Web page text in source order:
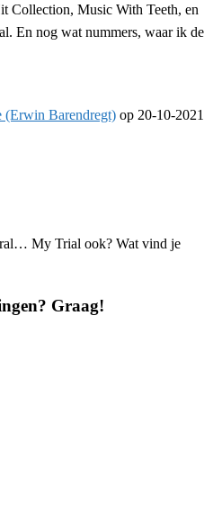
Collection, Music With Teeth, en
En nog wat nummers, waar ik de
(Erwin Barendregt) op 20-10-2021
My Trial ook? Wat vind je
Graag!